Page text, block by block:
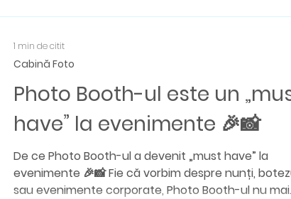
Photo Booth-ul este un
have” la evenimente 🎉📸
De ce Photo Booth-ul a devenit „must have” la
evenimente 🎉📸 Fie că vorbim despre nunți,
sau evenimente corporate, Photo Booth-ul nu mai
Cabină Foto
1 min de citit